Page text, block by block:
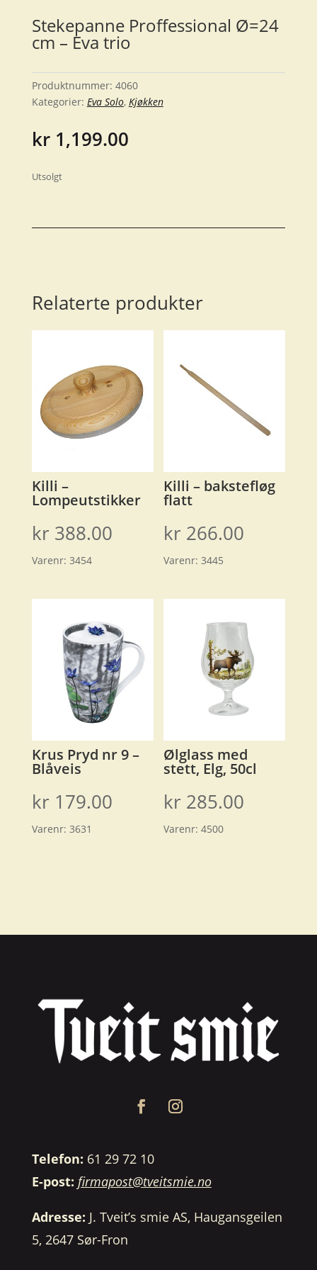
Stekepanne Proffessional Ø=24
cm – Eva trio
Produktnummer: 4060
Kategorier: Eva Solo, Kjøkken
kr1,199.00
Utsolgt
Relaterte produkter
Killi –
Lompeutstikker
kr 388.00
Varenr: 3454
Killi – bakstefløg
flatt
kr 266.00
Varenr:3445
Krus Pryd nr 9 –
Blåveis
kr 179.00
Varenr: 3631
Ølglass med
stett, Elg, 50cl
kr 285.00
Varenr:4500
Telefon: 61 29 72 10
E-post: firmapost@tveitsmie.no
Adresse: J. Tveit’s smie AS, Haugansgeilen
5, 2647 Sør-Fron